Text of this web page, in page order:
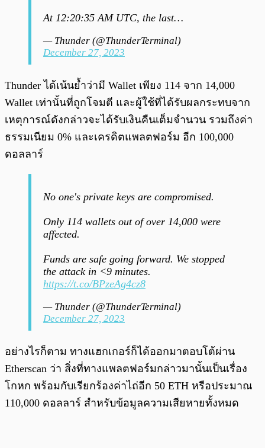
At 12:20:35 AM UTC, the last…
— Thunder (@ThunderTerminal)
December 27, 2023
Thunder ได้เน้นย้ำว่ามี Wallet เพียง 114 จาก 14,000
Wallet เท่านั้นที่ถูกโจมตี และผู้ใช้ที่ได้รับผลกระทบจาก
เหตุการณ์ดังกล่าวจะได้รับเงินคืนเต็มจำนวน รวมถึงค่า
ธรรมเนียม 0% และเครดิตแพลตฟอร์ม อีก 100,000
ดอลลาร์
No one's private keys are compromised.
Only 114 wallets out of over 14,000 were
affected.
Funds are safe going forward. We stopped
the attack in <9 minutes.
https://t.co/BPzeAg4cz8
— Thunder (@ThunderTerminal)
December 27, 2023
อย่างไรก็ตาม ทางแฮกเกอร์ก็ได้ออกมาตอบโต้ผ่าน
Etherscan ว่า สิ่งที่ทางแพลตฟอร์มกล่าวมานั้นเป็นเรื่อง
โกหก พร้อมกับเรียกร้องค่าไถ่อีก 50 ETH หรือประมาณ
110,000 ดอลลาร์ สำหรับข้อมูลความเสียหายทั้งหมด